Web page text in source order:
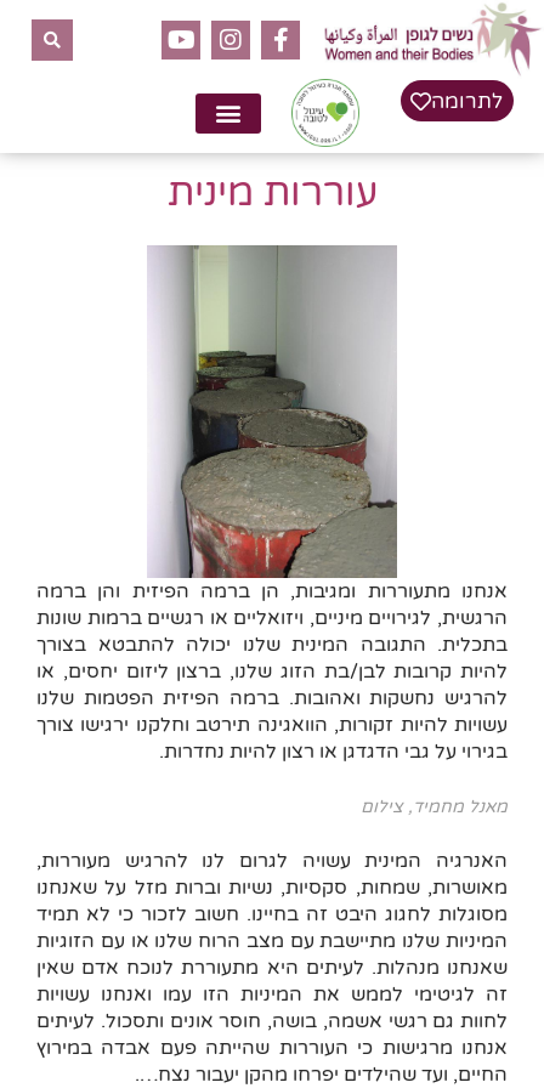
לתוכן
לתרומה
עוררות מינית
אנחנו מתעוררות ומגיבות, הן ברמה הפיזית והן ברמה
הרגשית, לגירויים מיניים, ויזואליים או רגשיים ברמות שונות
בתכלית. התגובה המינית שלנו יכולה להתבטא בצורך
להיות קרובות לבן/בת הזוג שלנו, ברצון ליזום יחסים, או
להרגיש נחשקות ואהובות. ברמה הפיזית הפטמות שלנו
עשויות להיות זקורות, הוואגינה תירטב וחלקנו ירגישו צורך
בגירוי על גבי הדגדגן או רצון להיות נחדרות.
מאנל מחמיד, צילום
האנרגיה המינית עשויה לגרום לנו להרגיש מעוררות,
מאושרות, שמחות, סקסיות, נשיות וברות מזל על שאנחנו
מסוגלות לחגוג היבט זה בחיינו. חשוב לזכור כי לא תמיד
המיניות שלנו מתיישבת עם מצב הרוח שלנו או עם הזוגיות
שאנחנו מנהלות. לעיתים היא מתעוררת לנוכח אדם שאין
זה לגיטימי לממש את המיניות הזו עמו ואנחנו עשויות
לחוות גם רגשי אשמה, בושה, חוסר אונים ותסכול. לעיתים
אנחנו מרגישות כי העוררות שהייתה פעם אבדה במירוץ
החיים, ועד שהילדים יפרחו מהקן יעבור נצח….